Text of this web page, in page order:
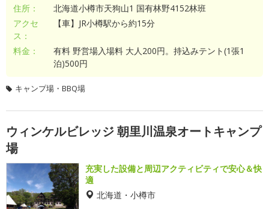
住所：
北海道小樽市天狗山1 国有林野4152林班
アクセ
ス：
【車】JR小樽駅から約15分
料金：
有料 野営場入場料 大人200円。持込みテント(1張1
泊)500円
キャンプ場・BBQ場
ウィンケルビレッジ 朝里川温泉オートキャンプ
場
充実した設備と周辺アクティビティで安心＆快
適
北海道・小樽市